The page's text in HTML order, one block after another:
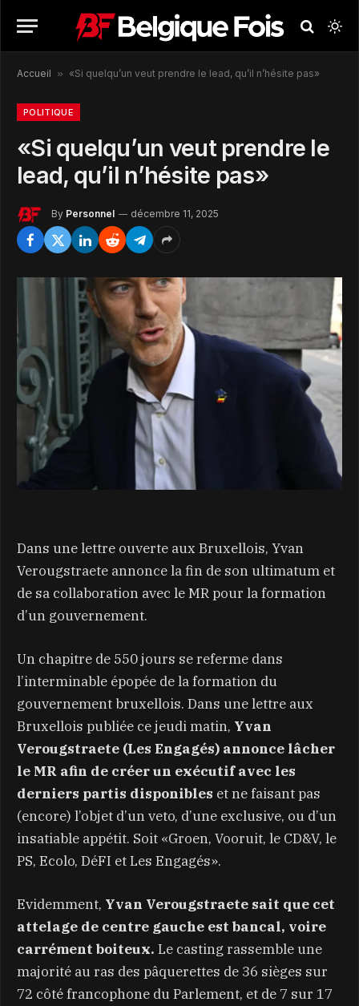
Accueil » «Si quelqu’un veut prendre le lead, qu’il n’hésite pas»
POLITIQUE
«Si quelqu’un veut prendre le
lead, qu’il n’hésite pas»
By Personnel décembre 11, 2025
Dans une lettre ouverte aux Bruxellois, Yvan
Verougstraete annonce la fin de son ultimatum et
de sa collaboration avec le MR pour la formation
d’un gouvernement.
Un chapitre de 550 jours se referme dans
l’interminable épopée de la formation du
gouvernement bruxellois. Dans une lettre aux
Bruxellois publiée ce jeudi matin, Yvan
Verougstraete (Les Engagés) annonce lâcher
le MR afin de créer un exécutif avec les
derniers partis disponibles et ne faisant pas
(encore) l’objet d’un veto, d’une exclusive, ou d’un
insatiable appétit. Soit «Groen, Vooruit, le CD&V, le
PS, Ecolo, DéFI et Les Engagés».
Evidemment, Yvan Verougstraete sait que cet
attelage de centre gauche est bancal, voire
carrément boiteux. Le casting rassemble une
majorité au ras des pâquerettes de 36 sièges sur
72 côté francophone du Parlement, et de 7 sur 17